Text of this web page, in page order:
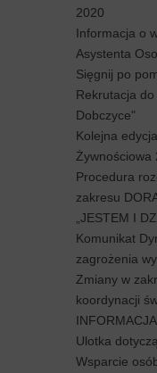
2020
Informacja o
Asystenta
Sięgnij po
Rekrutacja
Dobczyce"
Kolejna
Żywnościowa
Procedura
zakresu
„JESTEM I
Komunikat
zagrożenia
Zmiany w
koordynacji
INFORMACJA
Ulotka
Wsparcie